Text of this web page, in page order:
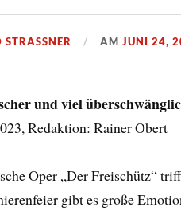
STRASSNER AMJUNI 24,
und viel
Redaktion: Rainer Obert
Oper „Der Freischütz“
gibt es große